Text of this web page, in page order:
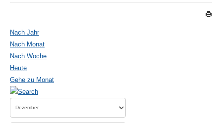
Nach Jahr
Nach Monat
Nach Woche
Heute
Gehe zu Monat